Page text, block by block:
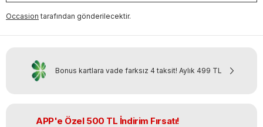
Occasion tarafından gönderilecektir.
Bonus kartlara vade farksız 4 taksit! Aylık 499 TL
APP'e Özel 500 TL İndirim Fırsatı!